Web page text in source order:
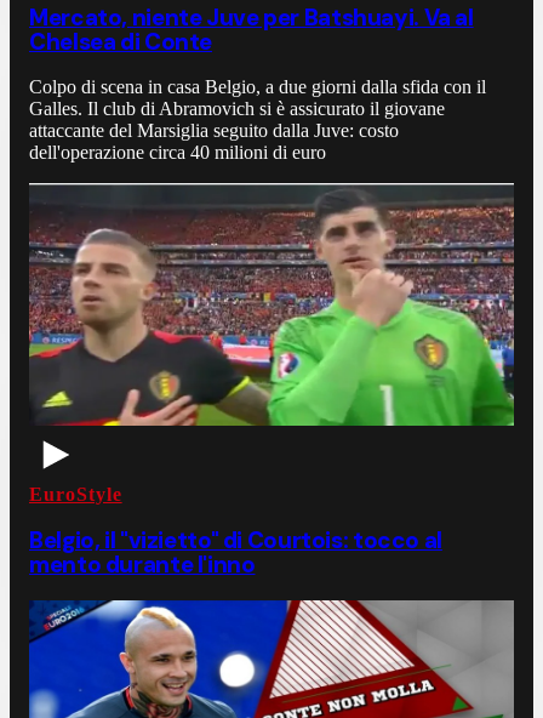
Mercato, niente Juve per Batshuayi. Va al
Chelsea di Conte
Colpo di scena in casa Belgio, a due giorni dalla sfida con il
Galles. Il club di Abramovich si è assicurato il giovane
attaccante del Marsiglia seguito dalla Juve: costo
dell'operazione circa 40 milioni di euro
EuroStyle
Belgio, il "vizietto" di Courtois: tocco al
mento durante l'inno